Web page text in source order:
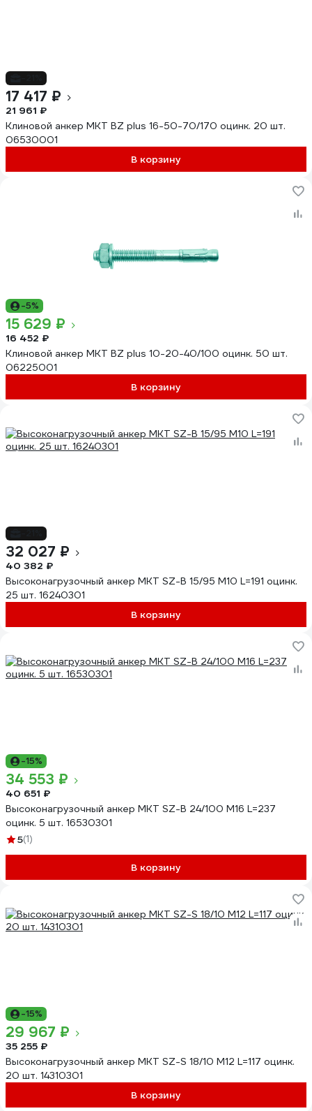
17 417 ₽
21 961 ₽
Клиновой анкер MKT BZ plus 16-50-70/170 оцинк. 20 шт.
06530001
В корзину
-5%
15 629 ₽
16 452 ₽
Клиновой анкер MKT BZ plus 10-20-40/100 оцинк. 50 шт.
06225001
В корзину
32 027 ₽
40 382 ₽
Высоконагрузочный анкер MKT SZ-B 15/95 М10 L=191 оцинк.
25 шт. 16240301
В корзину
-15%
34 553 ₽
40 651 ₽
Высоконагрузочный анкер MKT SZ-B 24/100 М16 L=237
оцинк. 5 шт. 16530301
5(1)
В корзину
-15%
29 967 ₽
35 255 ₽
Высоконагрузочный анкер MKT SZ-S 18/10 М12 L=117 оцинк.
20 шт. 14310301
В корзину